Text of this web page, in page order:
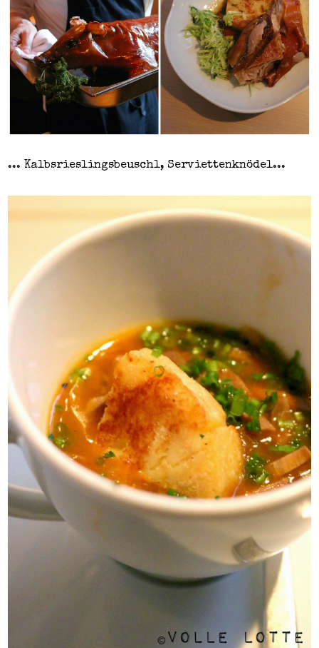
... Kalbsrieslingsbeuschl, Serviettenknödel...